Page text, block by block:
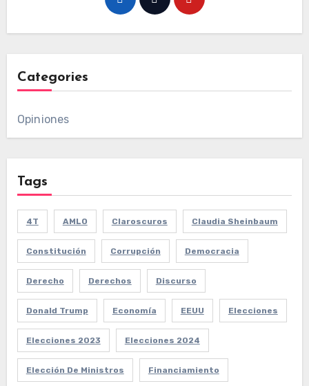
Categories
Opiniones
Tags
4T AMLO Claroscuros Claudia Sheinbaum
Constitución Corrupción Democracia
Derecho Derechos Discurso
Donald Trump Economía EEUU Elecciones
Elecciones 2023 Elecciones 2024
Elección De Ministros Financiamiento